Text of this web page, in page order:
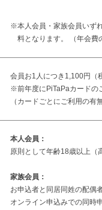
※本人会員・家族会員いず
料となります。 （年会費
会員お1人につき1,100円（
※前年度にPiTaPaカードの
（カードごとにご利用の有
本人会員：
原則として年齢18歳以上（
家族会員：
お申込者と同居同姓の配偶
オンライン申込みでの同時